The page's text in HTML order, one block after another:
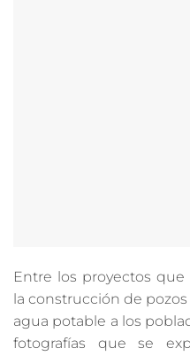
Entre los proyectos
la construcción de
agua potable a los
fotografías que se